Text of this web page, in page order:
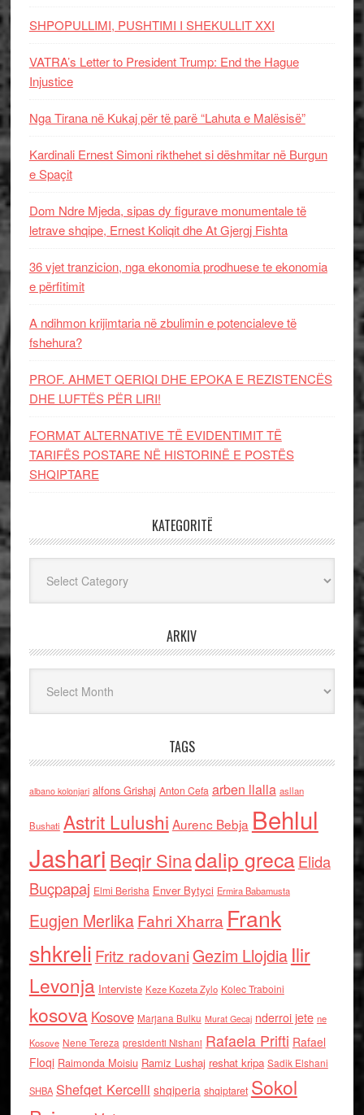
SHPOPULLIMI, PUSHTIMI I SHEKULLIT XXI
VATRA’s Letter to President Trump: End the Hague
Injustice
Nga Tirana në Kukaj për të parë “Lahuta e Malësisë”
Kardinali Ernest Simoni rikthehet si dëshmitar në Burgun
e Spaçit
Dom Ndre Mjeda, sipas dy figurave monumentale të
letrave shqipe, Ernest Koliqit dhe At Gjergj Fishta
36 vjet tranzicion, nga ekonomia prodhuese te ekonomia
e përfitimit
A ndihmon krijimtaria në zbulimin e potencialeve të
fshehura?
PROF. AHMET QERIQI DHE EPOKA E REZISTENCЁS
DHE LUFTЁS PЁR LIRI!
FORMAT ALTERNATIVE TË EVIDENTIMIT TË
TARIFËS POSTARE NË HISTORINË E POSTËS
SHQIPTARE
KATEGORITË
ARKIV
TAGS
albano kolonjari alfons Grishaj Anton Cefa arben llalla asllan
Bushati Astrit Lulushi Aurenc Bebja Behlul
Jashari Beqir Sinadalip grecaElida
Buçpapaj Elmi Berisha Enver Bytyci Ermira Babamusta
Eugjen MerlikaFahri Xharra Frank
shkreli Fritz radovaniGezim Llojdia Ilir
Levonja Interviste Keze Kozeta Zylo Kolec Traboini
kosova Kosove Marjana Bulku Murat Gecaj nderroi jete ne
Kosove Nene Tereza presidenti Nishani Rafaela Prifti Rafael
Floqi Raimonda Moisiu Ramiz Lushaj reshat kripa Sadik Elshani
SHBA Shefqet Kercelli shqiperia shqiptaret Sokol